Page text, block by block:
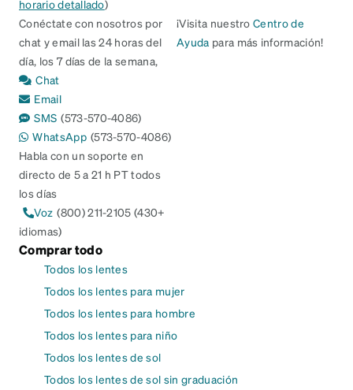
horario detallado)
Conéctate con nosotros por
chat y email las 24 horas del
día, los 7 días de la semana,
Chat
Email
SMS (573-570-4086)
WhatsApp (573-570-4086)
Habla con un soporte en
directo de 5 a 21 h PT todos
los días
Voz (800) 211-2105 (430+
idiomas)
¡Visita nuestroCentro de
Ayuda para más información!
Comprar todo
Todos los lentes
Todos los lentes para mujer
Todos los lentes para hombre
Todos los lentes para niño
Todos los lentes de sol
Todos los lentes de sol sin graduación